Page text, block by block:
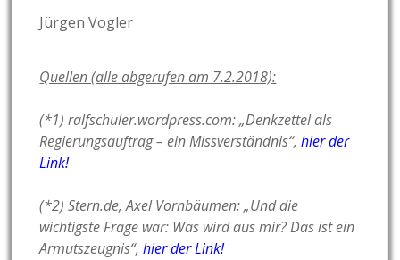
Jürgen Vogler
Quellen (alle abgerufen am 7.2.2018):
(*1) ralfschuler.wordpress.com: „Denkzettel als
Regierungsauftrag – ein Missverständnis“, hier der
Link!
(*2) Stern.de, Axel Vornbäumen: „Und die
wichtigste Frage war: Was wird aus mir? Das ist ein
Armutszeugnis“, hier der Link!